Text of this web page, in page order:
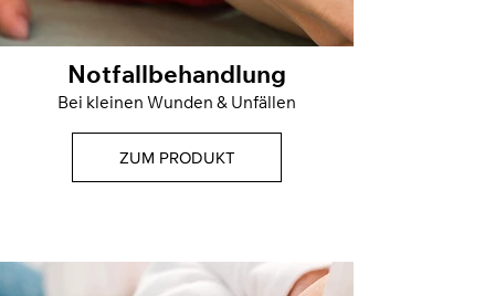
Notfallbehandlung
Bei kleinen Wunden & Unfällen
ZUM PRODUKT